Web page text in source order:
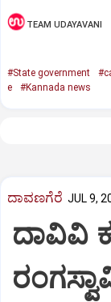
TEAM UDAYAVANI
#State government
e
#Kannada news
ದಾವಣಗೆರೆ JUL 9,
ದಾವಿವಿ